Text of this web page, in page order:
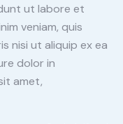
ut labore et
veniam, quis
nisi ut aliquip ex ea
dolor in
amet,